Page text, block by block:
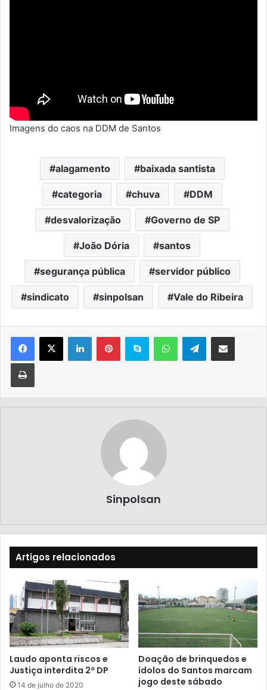
Imagens do caos na DDM de Santos
alagamento baixada santista
categoria chuva DDM
desvalorização Governo de SP
João Dória santos
segurança pública servidor público
sindicato sinpolsan Vale do Ribeira
Sinpolsan
Artigos relacionados
Laudo aponta riscos e
Justiça interdita 2º DP
14 de julho de 2020
Doação de brinquedos e
ídolos do Santos marcam
jogo deste sábado